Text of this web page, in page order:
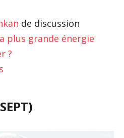
de discussion
plus grande énergie
?